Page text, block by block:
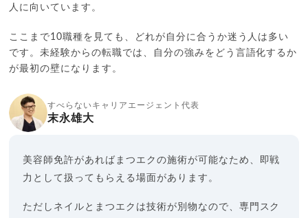
人に向いています。
ここまで10職種を見ても、どれが自分に合うか迷う人は多い
です。未経験からの転職では、自分の強みをどう言語化するか
が最初の壁になります。
すべらないキャリアエージェント代表
末永雄大
美容師免許があればまつエクの施術が可能なため、即戦
力として扱ってもらえる場面があります。
ただしネイルとまつエクは技術が別物なので、専門スク